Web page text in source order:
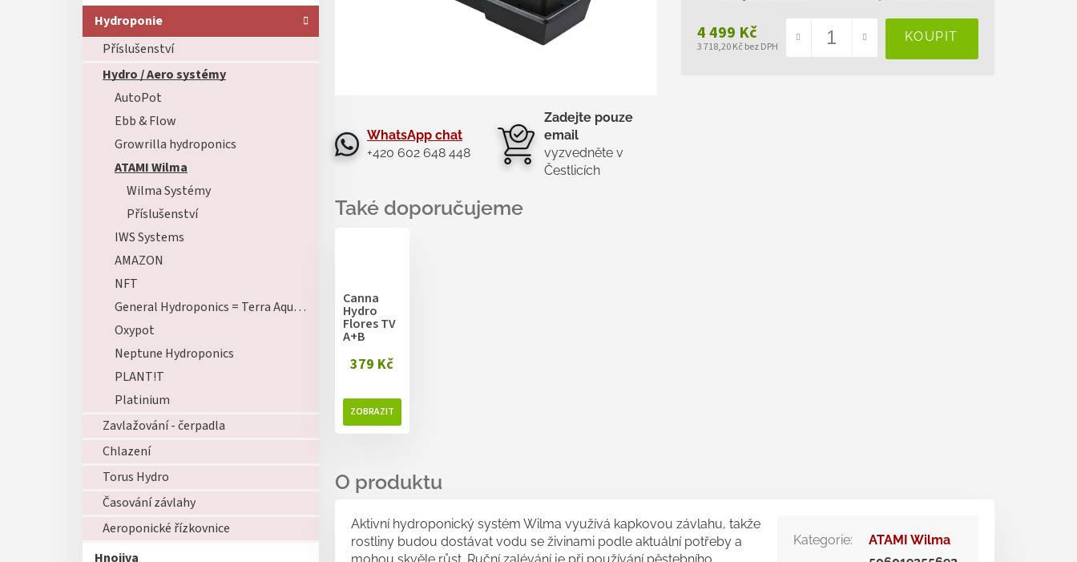
Hydroponie
Příslušenství
Hydro / Aero systémy
AutoPot
Ebb & Flow
Growrilla hydroponics
ATAMI Wilma
Wilma Systémy
Příslušenství
IWS Systems
AMAZON
NFT
General Hydroponics = Terra Aquatica
Oxypot
Neptune Hydroponics
PLANT!T
Platinium
Zavlažování - čerpadla
Chlazení
Torus Hydro
Časování závlahy
Aeroponické řízkovnice
Hnojiva
WhatsApp chat
+420 602 648 448
Zadejte pouze
email
vyzvedněte v
Čestlicích
Canna
Hydro
Flores TV
A+B
379 Kč
4 499 Kč
3 718,20 Kč bez DPH
Aktivní hydroponický systém Wilma využívá kapkovou závlahu, takže
rostliny budou dostávat vodu se živinami podle aktuální potřeby a
Kategorie:
ATAMI Wilma